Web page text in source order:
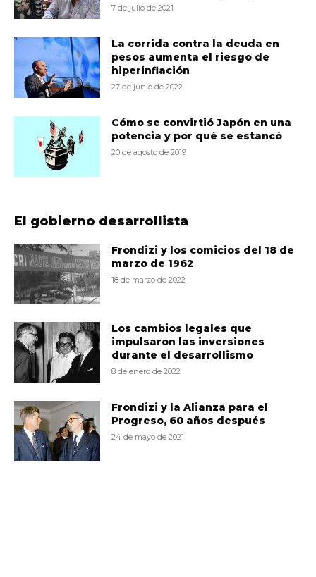
7 de julio de 2021
La corrida contra la deuda en
pesos aumenta el riesgo de
hiperinflación
27 de junio de 2022
Cómo se convirtió Japón en una
potencia y por qué se estancó
20 de agosto de 2019
El gobierno desarrollista
Frondizi y los comicios del 18 de
marzo de 1962
18 de marzo de 2022
Los cambios legales que
impulsaron las inversiones
durante el desarrollismo
8 de enero de 2022
Frondizi y la Alianza para el
Progreso, 60 años después
24 de mayo de 2021